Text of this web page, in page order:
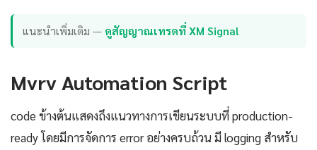
แนะนำเพิ่มเติม — ดูสัญญาณเทรดที่ XM Signal
Mvrv Automation Script
code ข้างต้นแสดงถึงแนวทางการเขียนระบบที่ production-
ready โดยมีการจัดการ error อย่างครบถ้วน มี logging สำหรับ